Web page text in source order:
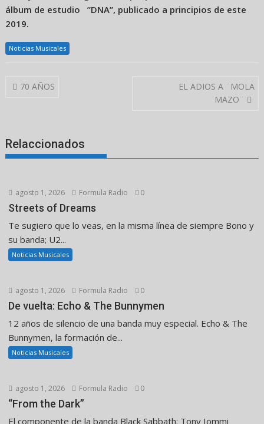
álbum de estudio ”DNA”, publicado a principios de este
2019.
Noticias Musicales
Navegación
70 AÑOS
EL ADIOS A ¨MOLA
MAZO¨
Relaccionados
agosto 1, 2026 Formula Radio 0
Streets of Dreams
Te sugiero que lo veas, en la misma línea de siempre Bono y
su banda; U2...
Noticias Musicales
agosto 1, 2026 Formula Radio 0
De vuelta: Echo & The Bunnymen
12 años de silencio de una banda muy especial. Echo & The
Bunnymen, la formación de...
Noticias Musicales
agosto 1, 2026 Formula Radio 0
“From the Dark”
El componente de la banda Black Sabbath: Tony Iommi